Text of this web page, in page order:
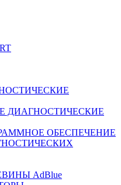
ДИАГНОСТИЧЕСКИЕ
ОБЕСПЕЧЕНИЕ
АdBlue